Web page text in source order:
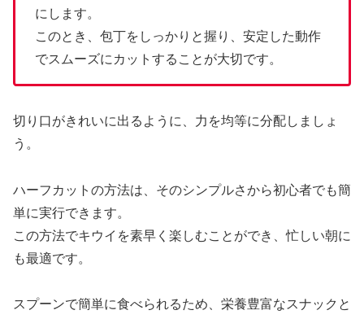
にします。
このとき、包丁をしっかりと握り、安定した動作
でスムーズにカットすることが大切です。
切り口がきれいに出るように、力を均等に分配しましょ
う。
ハーフカットの方法は、そのシンプルさから初心者でも簡
単に実行できます。
この方法でキウイを素早く楽しむことができ、忙しい朝に
も最適です。
スプーンで簡単に食べられるため、栄養豊富なスナックと